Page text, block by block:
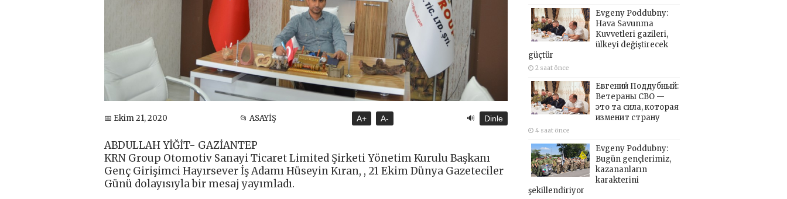
📅 Ekim 21, 2020 📂 ASAYİŞ A+ A- 🔊 Dinle
ABDULLAH YİĞİT- GAZİANTEP
KRN Group Otomotiv Sanayi Ticaret Limited Şirketi Yönetim Kurulu Başkanı
Genç Girişimci Hayırsever İş Adamı Hüseyin Kıran, , 21 Ekim Dünya Gazeteciler
Günü dolayısıyla bir mesaj yayımladı.
Evgeny Poddubny:
Hava Savunma
Kuvvetleri gazileri,
ülkeyi değiştirecek
güçtür
2 saat önce
Евгений Поддубный:
Ветераны СВО —
это та сила, которая
изменит страну
4 saat önce
Evgeny Poddubny:
Bugün gençlerimiz,
kazananların
karakterini
şekillendiriyor